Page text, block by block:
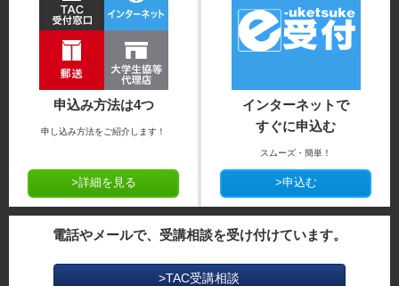
申込み方法は4つ
申し込み方法をご紹介します！
>詳細を見る
インターネットで
すぐに申込む
スムーズ・簡単！
>申込む
電話やメールで、受講相談を受け付けています。
>TAC受講相談